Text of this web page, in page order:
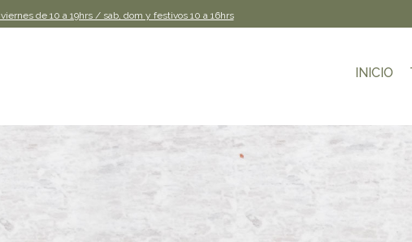
de 10 a 19hrs / sab, dom y festivos 10 a 16hrs
INICIO